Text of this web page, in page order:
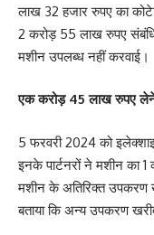
लाख 32 हजार रुपए का
2 करोड़ 55 लाख रुपए
मशीन उपलब्ध नहीं करवाई।
एक करोड़ 45 लाखरुपए लेने
5 फरवरी 2024 को
इनके पार्टनरों ने मशीन का
मशीन के अतिरिक्त उपकरण
बताया कि अन्य उपकरण